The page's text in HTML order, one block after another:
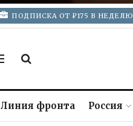
ПОДПИСКА ОТ ₽175 В НЕДЕЛЮ
Линия фронта Россия